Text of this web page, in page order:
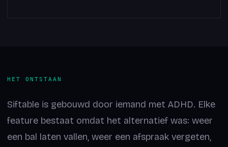
HET ONTSTAAN
Siftable is gebouwd door iemand met ADHD. Elke
feature bestaat omdat het alternatief was: weer
een bal laten vallen, weer een afspraak vergeten,